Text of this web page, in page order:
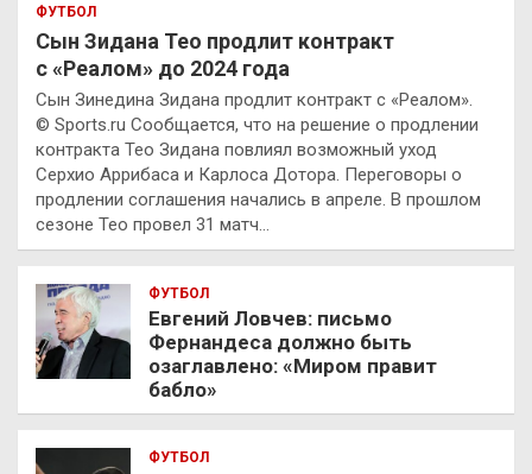
ФУТБОЛ
Сын Зидана Тео продлит контракт
с «Реалом» до 2024 года
Сын Зинедина Зидана продлит контракт с «Реалом».
© Sports.ru Сообщается, что на решение о продлении
контракта Тео Зидана повлиял возможный уход
Серхио Аррибаса и Карлоса Дотора. Переговоры о
продлении соглашения начались в апреле. В прошлом
сезоне Тео провел 31 матч…
ФУТБОЛ
Евгений Ловчев: письмо
Фернандеса должно быть
озаглавлено: «Миром правит
бабло»
ФУТБОЛ